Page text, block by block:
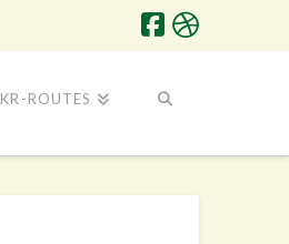
KR-ROUTES